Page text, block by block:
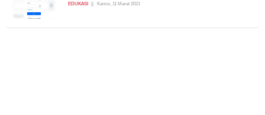
EDUKASI Kamis, 11 Maret 2021